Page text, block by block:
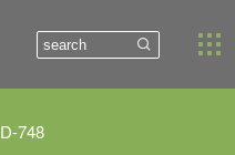

D-748